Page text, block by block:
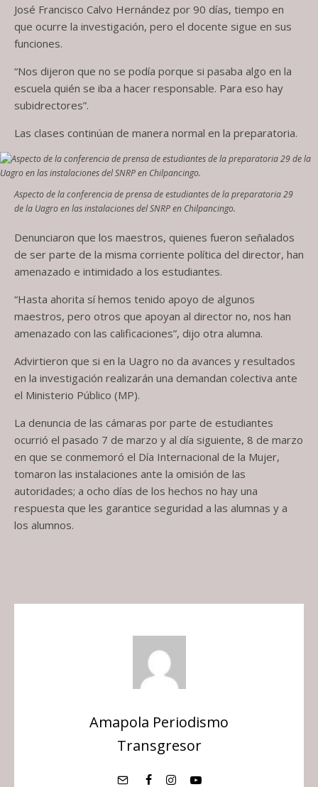
José Francisco Calvo Hernández por 90 días, tiempo en
que ocurre la investigación, pero el docente sigue en sus
funciones.
“Nos dijeron que no se podía porque si pasaba algo en la
escuela quién se iba a hacer responsable. Para eso hay
subidrectores”.
Las clases continúan de manera normal en la preparatoria.
Aspecto de la conferencia de prensa de estudiantes de la preparatoria 29
de la Uagro en las instalaciones del SNRP en Chilpancingo.
Denunciaron que los maestros, quienes fueron señalados
de ser parte de la misma corriente política del director, han
amenazado e intimidado a los estudiantes.
“Hasta ahorita sí hemos tenido apoyo de algunos
maestros, pero otros que apoyan al director no, nos han
amenazado con las calificaciones”, dijo otra alumna.
Advirtieron que si en la Uagro no da avances y resultados
en la investigación realizarán una demandan colectiva ante
el Ministerio Público (MP).
La denuncia de las cámaras por parte de estudiantes
ocurrió el pasado 7 de marzo y al día siguiente, 8 de marzo
en que se conmemoró el Día Internacional de la Mujer,
tomaron las instalaciones ante la omisión de las
autoridades; a ocho días de los hechos no hay una
respuesta que les garantice seguridad a las alumnas y a
los alumnos.
Amapola Periodismo
Transgresor